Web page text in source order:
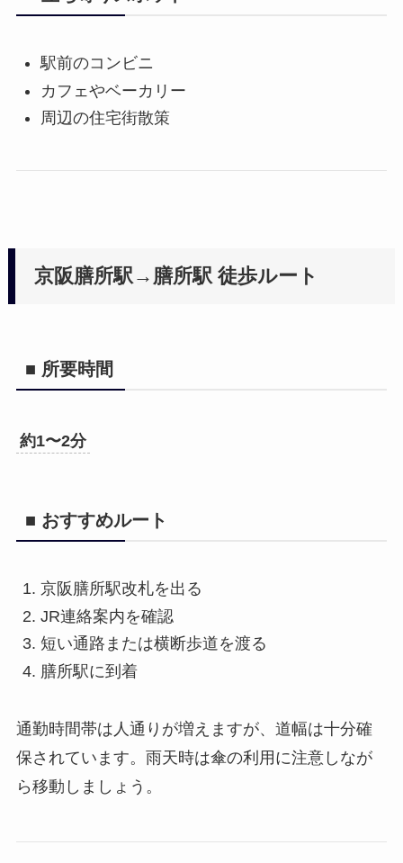
駅前のコンビニ
カフェやベーカリー
周辺の住宅街散策
京阪膳所駅→膳所駅 徒歩ルート
■ 所要時間
約1〜2分
■ おすすめルート
京阪膳所駅改札を出る
JR連絡案内を確認
短い通路または横断歩道を渡る
膳所駅に到着
通勤時間帯は人通りが増えますが、道幅は十分確
保されています。雨天時は傘の利用に注意しなが
ら移動しましょう。